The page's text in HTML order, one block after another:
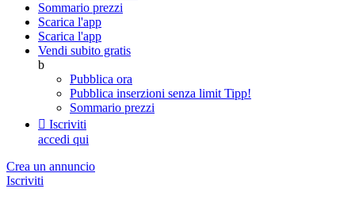
Sommario prezzi
Scarica l'app
Scarica l'app
Vendi subito gratis
b
Pubblica ora
Pubblica inserzioni senza limit Tipp!
Sommario prezzi
 Iscriviti
accedi qui
Crea un annuncio
Iscriviti